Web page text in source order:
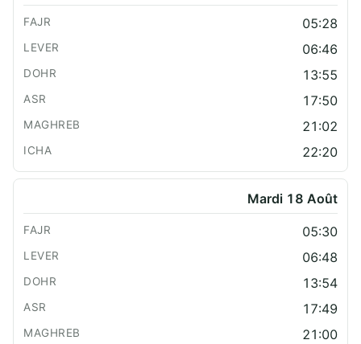
05:28
06:46
13:55
17:50
21:02
22:20
Mardi 18 Août
05:30
06:48
13:54
17:49
21:00